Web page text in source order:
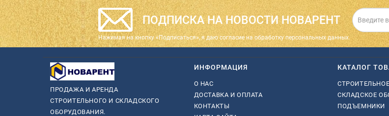
ПОДПИСКА НА НОВОСТИ НОВАРЕНТ
Нажимая на кнопку «Подписаться», я даю cогласие на обработку персональных данных.
ПРОДАЖА И АРЕНДА
СТРОИТЕЛЬНОГО И СКЛАДСКОГО
ОБОРУДОВАНИЯ.
ИНФОРМАЦИЯ
О НАС
ДОСТАВКА И ОПЛАТА
КОНТАКТЫ
КАТАЛОГ
СКЛАДСКОЕ
ПОДЪЕМНИКИ